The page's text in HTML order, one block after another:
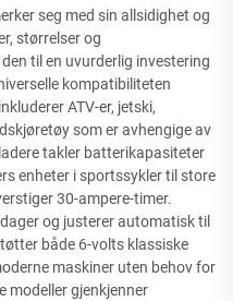
seg med sin allsidighet og
størrelser og
til en uvurderlig investering
kompatibiliteten
ATV-er, jetski,
som er avhengige av
takler batterikapasiteter
enheter i sportssykler til store
30-ampere-timer.
og justerer automatisk til
både 6-volts klassiske
maskiner uten behov for
modeller gjenkjenner